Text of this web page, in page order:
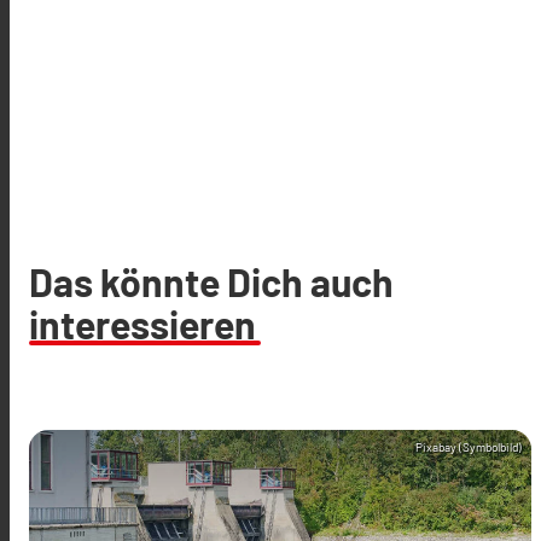
Das könnte Dich auch
interessieren
Pixabay (Symbolbild)